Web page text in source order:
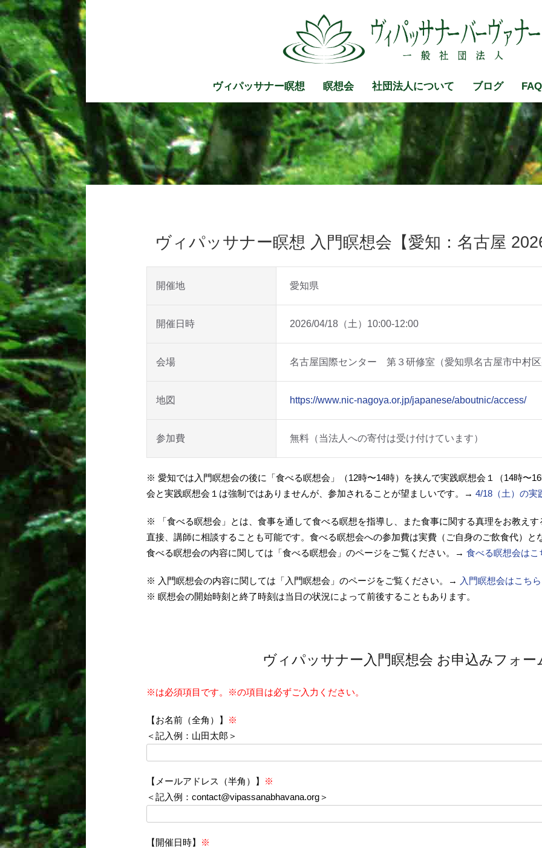
ヴィパッサナー瞑想 瞑想会 社団法人について ブログ FAQ
ヴィパッサナー瞑想 入門瞑想会【愛知：名古屋
開催地 愛知県
開催日時 2026/04/18（土）10:00-12:00
会場 名古屋国際センター 第３研修室（愛知県名古屋市中村
地図 https://www.nic-nagoya.or.jp/japanese/aboutnic/access/
参加費 無料（当法人への寄付は受け付けています）
※ 愛知では入門瞑想会の後に「食べる瞑想会」（12時〜14時）を挟んで実践瞑想会１（14時〜
会と実践瞑想会１は強制ではありませんが、参加されることが望ましいです。→ 4/18（土）の実
※ 「食べる瞑想会」とは、食事を通して食べる瞑想を指導し、また食事に関する真理をお教え
直接、講師に相談することも可能です。食べる瞑想会への参加費は実費（ご自身のご飲食代）と
食べる瞑想会の内容に関しては「食べる瞑想会」のページをご覧ください。→ 食べる瞑想会はこ
※ 入門瞑想会の内容に関しては「入門瞑想会」のページをご覧ください。→ 入門瞑想会はこちら
※ 瞑想会の開始時刻と終了時刻は当日の状況によって前後することもあります。
ヴィパッサナー入門瞑想会 お申込みフォー
※は必須項目です。※の項目は必ずご入力ください。
【お名前（全角）】
※
＜記入例：山田太郎＞
【メールアドレス（半角）】
※
＜記入例：contact@vipassanabhavana.org＞
【開催日時】 ※